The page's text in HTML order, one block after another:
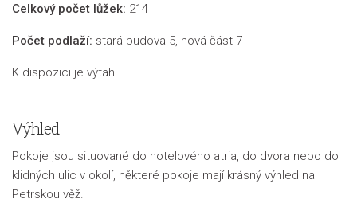
Celkový počet lůžek: 214
Počet podlaží: stará budova 5, nová část 7
K dispozici je výtah.
Výhled
Pokoje jsou situované do hotelového atria, do dvora nebo do
klidných ulic v okolí, některé pokoje mají krásný výhled na
Petrskou věž.